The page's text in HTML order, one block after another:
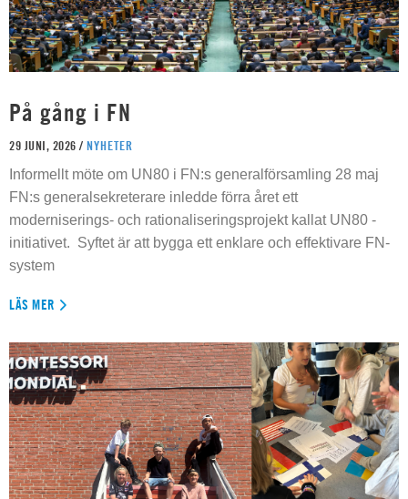
På gång i FN
29 JUNI, 2026 / NYHETER
Informellt möte om UN80 i FN:s generalförsamling 28 maj
FN:s generalsekreterare inledde förra året ett
moderniserings- och rationaliseringsprojekt kallat UN80 -
initiativet. Syftet är att bygga ett enklare och effektivare FN-
system
LÄS MER